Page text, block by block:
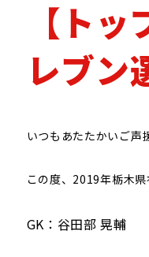
【ト
レブン
いつもあたたかいご声
この度、2019年栃木
GK：谷田部 晃輔